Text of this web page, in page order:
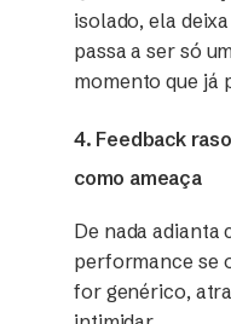
isolado, ela
passa a ser só
momento que já
4. Feedback
como ameaça
De nada adianta
performance se
for genérico,